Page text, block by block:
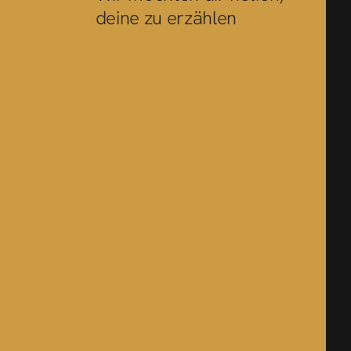
deine zu erzählen